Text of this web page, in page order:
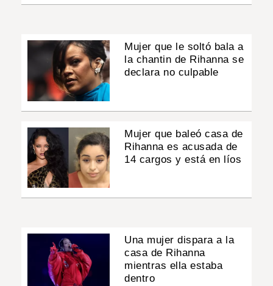
Mujer que le soltó bala a
la chantin de Rihanna se
declara no culpable
Mujer que baleó casa de
Rihanna es acusada de
14 cargos y está en líos
Una mujer dispara a la
casa de Rihanna
mientras ella estaba
dentro